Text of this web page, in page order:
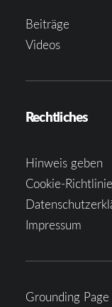
Beiträge
Videos
Rechtliches
Hinweis geben
Cookie-
Impressum
Grounding Page